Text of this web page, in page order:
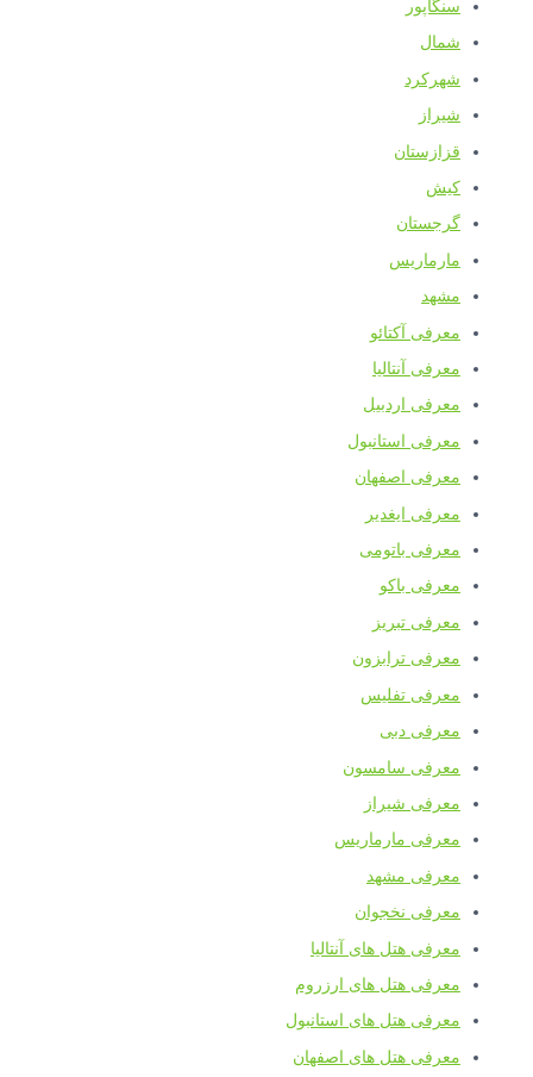
سنگاپور
شمال
شهرکرد
شیراز
قزازستان
کیش
گرجستان
مارماریس
مشهد
معرفی آکتائو
معرفی آنتالیا
معرفی اردبیل
معرفی استانبول
معرفی اصفهان
معرفی ایغدیر
معرفی باتومی
معرفی باکو
معرفی تبریز
معرفی ترابزون
معرفی تفلیس
معرفی دبی
معرفی سامسون
معرفی شیراز
معرفی مارماریس
معرفی مشهد
معرفی نخجوان
معرفی هتل های آنتالیا
معرفی هتل های ارزروم
معرفی هتل های استانبول
معرفی هتل های اصفهان